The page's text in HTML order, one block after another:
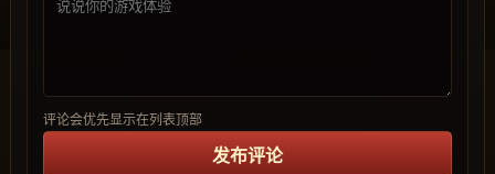
评论会优先显示在列表顶部
发布评论